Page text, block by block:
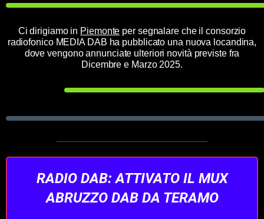
Ci dirigiamo in Piemonte per segnalare che il consorzio
radiofonico MEDIA DAB ha pubblicato una nuova locandina,
dove vengono annunciate ulteriori novità previste fra
Dicembre e Marzo 2025.
RADIO DAB: ATTIVATO IL MUX
ABRUZZO DAB DA TERAMO